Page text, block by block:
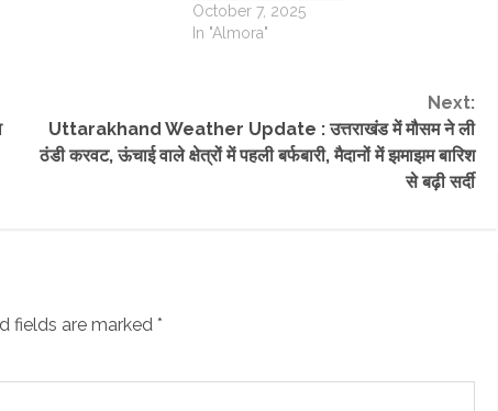
October 7, 2025
In "Almora"
Next:
Uttarakhand Weather Update : उत्तराखंड में मौसम ने ली
ठंडी करवट, ऊंचाई वाले क्षेत्रों में पहली बर्फबारी, मैदानों में झमाझम बारिश
से बढ़ी सर्दी
fields are marked *